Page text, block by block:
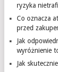
ryzyka
Co oznacza
przed
Jak
wyróżnienie
Jak